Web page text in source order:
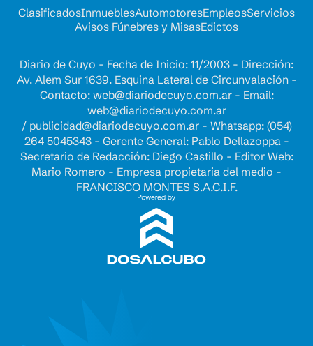
ClasificadosInmueblesAutomotoresEmpleosServicios
Avisos Fúnebres y MisasEdictos
Diario de Cuyo - Fecha de Inicio: 11/2003 - Dirección:
Av. Alem Sur 1639. Esquina Lateral de Circunvalación -
Contacto: web@diariodecuyo.com.ar- Email:
web@diariodecuyo.com.ar
/ publicidad@diariodecuyo.com.ar- Whatsapp: (054)
264 5045343 - Gerente General: Pablo Dellazoppa -
Secretario de Redacción: Diego Castillo - Editor Web:
Mario Romero - Empresa propietaria del medio -
FRANCISCO MONTES S.A.C.I.F.